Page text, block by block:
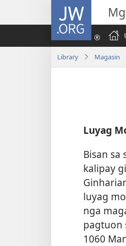
JW.ORG
Library Magasin
Luyag
Bisan
kalipay
luyag
nga
pagtuon
1060